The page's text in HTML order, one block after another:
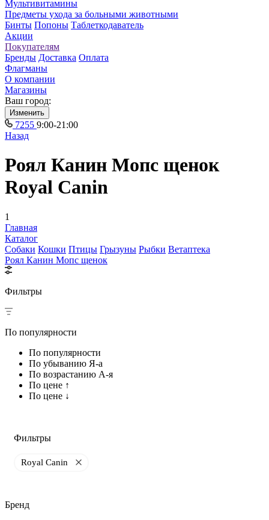
Мультивитамины
Предметы ухода за больными животными
Бинты Попоны Таблеткодаватель
Акции
Покупателям
Бренды Доставка Оплата
Флагманы
О компании
Магазины
Ваш город:
Изменить
7255 9:00-21:00
Назад
Роял Канин Мопс щенок
Royal Canin
1
Главная
Каталог
Собаки Кошки Птицы Грызуны Рыбки Ветаптека
Роял Канин Мопс щенок
Фильтры
По популярности
По популярности
По убыванию Я-а
По возрастанию А-я
По цене ↑
По цене ↓
Фильтры
Royal Canin
Бренд